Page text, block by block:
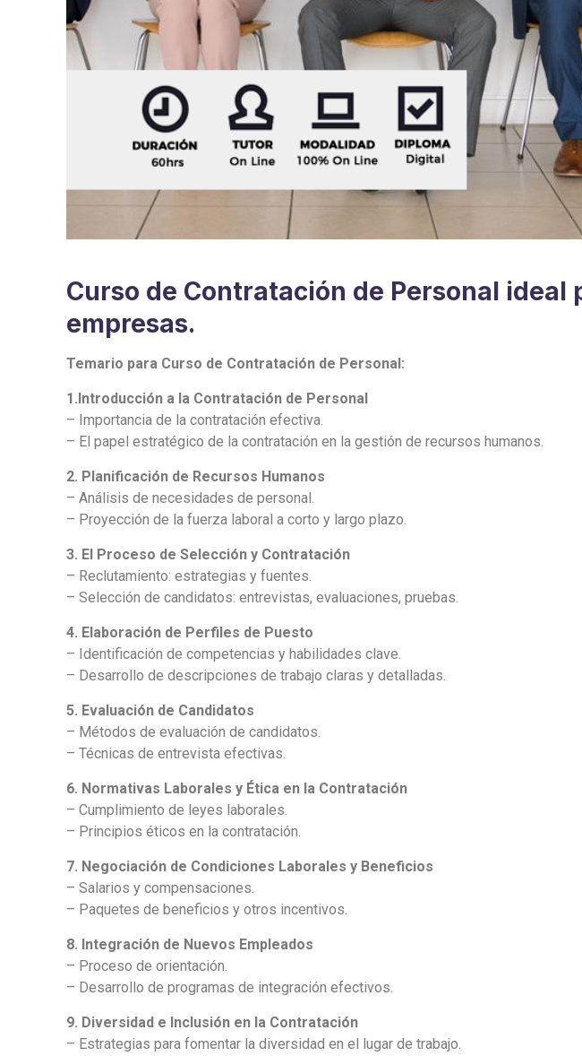
Curso de Contratación de Personal
empresas.
Temario para Curso de Contratación de Personal:
1.Introducción a la Contratación de Personal
– Importancia de la contratación efectiva.
– El papel estratégico de la contratación en la gestión de recursos humanos.
2. Planificación de Recursos Humanos
– Análisis de necesidades de personal.
– Proyección de la fuerza laboral a corto y largo plazo.
3. El Proceso de Selección y Contratación
– Reclutamiento: estrategias y fuentes.
– Selección de candidatos: entrevistas, evaluaciones, pruebas.
4. Elaboración de Perfiles de Puesto
– Identificación de competencias y habilidades clave.
– Desarrollo de descripciones de trabajo claras y detalladas.
5. Evaluación de Candidatos
– Métodos de evaluación de candidatos.
– Técnicas de entrevista efectivas.
6. Normativas Laborales y Ética en la Contratación
– Cumplimiento de leyes laborales.
– Principios éticos en la contratación.
7. Negociación de Condiciones Laborales y Beneficios
– Salarios y compensaciones.
– Paquetes de beneficios y otros incentivos.
8. Integración de Nuevos Empleados
– Proceso de orientación.
– Desarrollo de programas de integración efectivos.
9. Diversidad e Inclusión en la Contratación
– Estrategias para fomentar la diversidad en el lugar de trabajo.